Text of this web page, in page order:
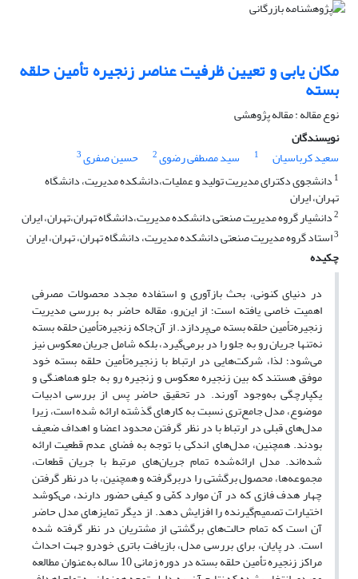
مکان یابی و تعیین ظرفیت عناصر زنجیره تأمین حلقه
بسته
نوع مقاله : مقاله پژوهشی
نویسندگان
سعید کرباسیان
1 سید مصطفی رضوی2 حسین صفری3
1 دانشجوی دکترای مدیریت تولید و عملیات،‌دانشکده مدیریت، دانشگاه
تهران، ایران
2دانشیار گروه مدیریت صنعتی دانشکده مدیریت،‌دانشگاه تهران،‌تهران، ایران
3استاد گروه مدیریت صنعتی دانشکده مدیریت، دانشگاه تهران، تهران، ایران
چکیده
در دنیای کنونی، بحث بازآوری و استفاده مجدد محصولات مصرفی
اهمیت خاصی یافته است؛ از این‌رو، مقاله حاضر به بررسی مدیریت
زنجیره‌تأمین حلقه بسته می‌پردازد. از آن‌جا‌که زنجیره‌تأمین حلقه بسته
نه‌تنها جریان رو به جلو را در برمی‌گیرد، بلکه شامل جریان معکوس نیز
می‌شود؛ لذا، شرکت‌هایی در ارتباط با زنجیره‌تأمین حلقه بسته خود
موفق هستند که بین زنجیره معکوس و زنجیره رو به جلو هماهنگی و
یکپارچگی به‌وجود آورند. در تحقیق حاضر پس از بررسی ادبیات
موضوع، مدل جامع‌تری نسبت به کارهای گذشته ارائه شده است، زیرا
مدل‌های قبلی در ارتباط با در نظر گرفتن محدود اعضا و اهداف ضعیف
بودند. همچنین، مدل‌های اندکی با توجه به فضای عدم قطعیت ارائه
شده‌اند. مدل ارائه‌شده تمام جریان‌های مرتبط با جریان قطعات،
مجموعه‌ها، محصول برگشتی را دربرگرفته و همچنین، با در نظر گرفتن
چهار هدف فازی که در آن موارد کمّی و کیفی حضور دارند، می‌کوشد
اختیارات تصمیم‌گیرنده را افزایش دهد. از دیگر تمایزهای مدل حاضر
آن است که تمام حالت‌های برگشتی از مشتریان در نظر گرفته شده
است. در پایان، برای بررسی مدل، بازیافت باتری خودرو جهت احداث
مراکز زنجیره تأمین حلقه بسته در دوره زمانی 10 ساله به‌عنوان مطالعه